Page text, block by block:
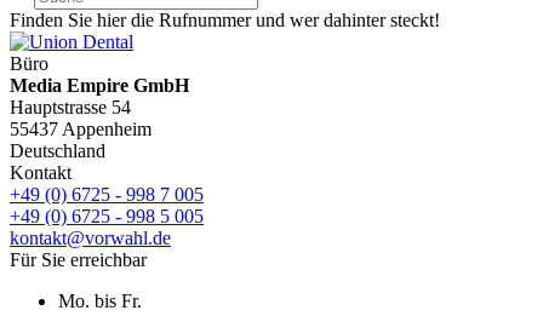
Finden Sie hier die Rufnummer und wer dahinter steckt!
Büro
Media Empire GmbH
Hauptstrasse 54
55437 Appenheim
Deutschland
Kontakt
+49 (0) 6725 - 998 7 005
+49 (0) 6725 - 998 5 005
kontakt@vorwahl.de
Für Sie erreichbar
Mo. bis Fr.